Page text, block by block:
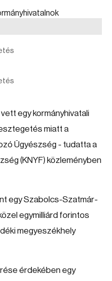
egy kormányhivatali
miatt a
Ügyészség - tudatta a
(KNYF) közleményben
egy Szabolcs-Szatmár-
egymilliárd forintos
megyeszékhely
érdekében egy